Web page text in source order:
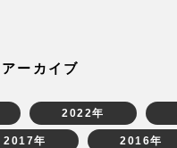
ーカイブ
2022年
2017年 2016年